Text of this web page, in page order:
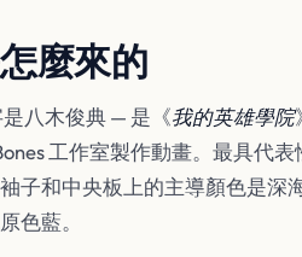
麼來的
八木俊典 — 是《我的英雄學院
工作室製作動畫。最具代
子和中央板上的主導顏色是
色藍。